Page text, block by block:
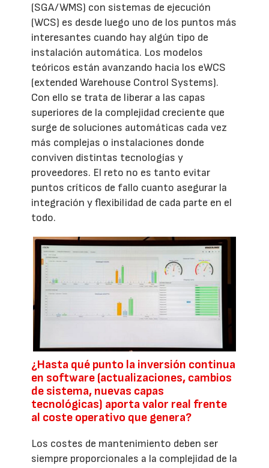
(SGA/WMS) con sistemas de ejecución
(WCS) es desde luego uno de los puntos más
interesantes cuando hay algún tipo de
instalación automática. Los modelos
teóricos están avanzando hacia los eWCS
(extended Warehouse Control Systems).
Con ello se trata de liberar a las capas
superiores de la complejidad creciente que
surge de soluciones automáticas cada vez
más complejas o instalaciones donde
conviven distintas tecnologías y
proveedores. El reto no es tanto evitar
puntos críticos de fallo cuanto asegurar la
integración y flexibilidad de cada parte en el
todo.
¿Hasta qué punto la inversión continua
en software (actualizaciones, cambios
de sistema, nuevas capas
tecnológicas) aporta valor real frente
al coste operativo que genera?
Los costes de mantenimiento deben ser
siempre proporcionales a la complejidad de la